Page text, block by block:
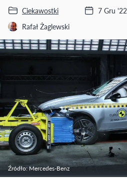
Ciekawostki
Rafał Żaglewski
7 Gru '22
Źródło: Mercedes-Benz